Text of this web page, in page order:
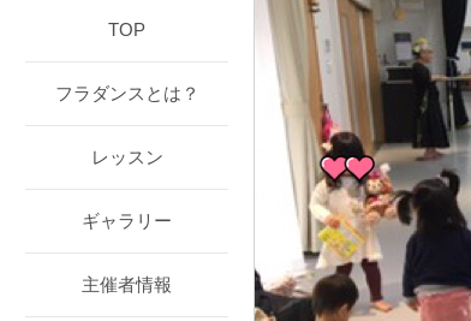
TOP
フラダンスとは？
レッスン
ギャラリー
主催者情報